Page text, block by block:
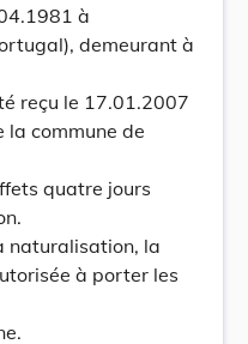
à
demeurant à
reçu le 17.01.2007
la commune de
quatre jours
naturalisation, la
à porter les